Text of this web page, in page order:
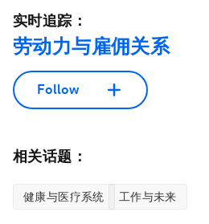
实时追踪：
劳动力与雇佣关系
Follow
相关话题：
健康与医疗系统 工作与未来